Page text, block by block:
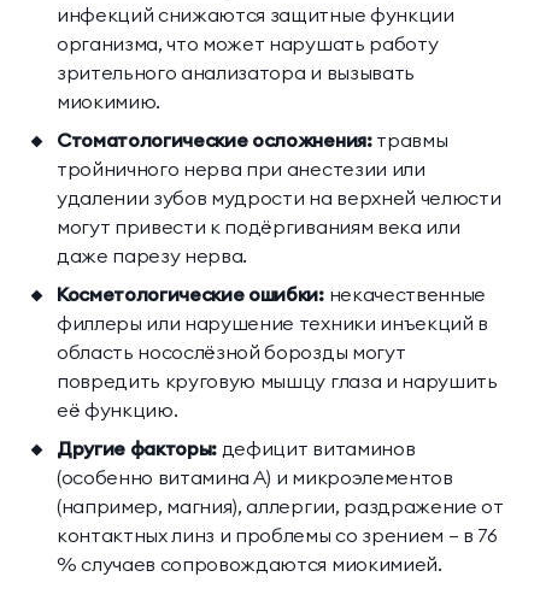
инфекций снижаются защитные функции
организма, что может нарушать работу
зрительного анализатора и вызывать
миокимию.
Стоматологические осложнения:травмы
тройничного нерва при анестезии или
удалении зубов мудрости на верхней челюсти
могут привести к подёргиваниям века или
даже парезу нерва.
Косметологические ошибки:некачественные
филлеры или нарушение техники инъекций в
область носослёзной борозды могут
повредить круговую мышцу глаза и нарушить
её функцию.
Другие факторы: дефицит витаминов
(особенно витамина А) и микроэлементов
(например, магния), аллергии, раздражение от
контактных линз и проблемы со зрением — в 76
% случаев сопровождаются миокимией.